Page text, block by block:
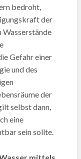
bedroht,
der
Wasserstände
Gefahr einer
und des
der
selbst dann,
eine
sein sollte.
mittels